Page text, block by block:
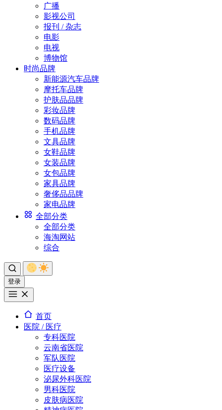
广播
影视公司
报刊 / 杂志
电影
电视
博物馆
时尚品牌
新能源汽车品牌
摩托车品牌
护肤品品牌
彩妆品牌
数码品牌
手机品牌
文具品牌
女鞋品牌
女装品牌
女包品牌
家具品牌
奢侈品品牌
家电品牌
全部分类
全部分类
海淘网站
综合
登录
首页
医院 / 医疗
专科医院
云南省医院
军队医院
医疗设备
泌尿外科医院
男科医院
皮肤病医院